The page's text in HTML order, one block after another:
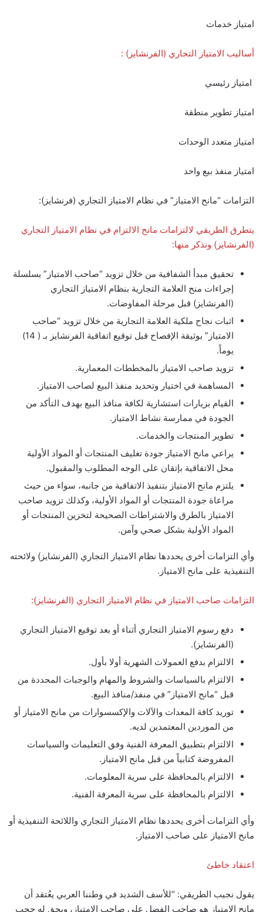
امتياز خدمات
أساليب الامتياز التجاري (الفرنشايز) :
امتياز رئيسي
امتياز تطوير منطقة
امتياز متعدد الوحدات
امتياز منفذ بيع واحد
التزامات “مانح الامتياز” في نظام الامتياز التجاري (فرنشايز):
يتطرق الطريقي لالتزامات مانح الالتزام في نظام الامتياز التجاري
(الفرنشايز) ونذكر منها:
تحقيق مبدأ الشفافية من خلال تزويد “صاحب الامتياز” بسلسلة
إجراءات منح العلامة التجارية بنظام الامتياز التجاري
(الفرنشايز) قبل مرحلة المفاوضات.
اثبات نجاح ملكية العلامة التجارية من خلال تزويد “صاحب
الامتياز” بوثيقة الإفصاح قبل توقيع اتفاقية الفرنشايز بـ ( 14)
يوماً.
تزويد صاحب الامتياز بالمخططات المعمارية.
المساهمة في اختيار وتحديد منفذ البيع لصاحب الامتياز.
القيام بزيارات استشارية لكافة منافذ البيع بهدف التأكد من
الجودة في ممارسة نشاط الامتياز.
تطوير المنتجات والخدمات.
يراعي مانح الامتياز جودة تغليف المنتجات أو المواد الأولية
محل الاتفاقية بإتقان على الوجه المطلوب والمقبول.
يلتزم مانح الامتياز بتنفيذ الاتفاقية من جانبه، سواء من حيث
مراعاة جودة المنتجات أو المواد الأولية، وكذلك تزويد صاحب
الامتياز بالطرق والاشتراطات الصحيحة لتخزين المنتجات أو
المواد الأولية بشكل صحي وآمن.
وأي التزامات أخرى يحددها نظام الامتياز التجاري (الفرنشايز) ولائحته
التنفيذية على مانح الامتياز.
التزامات صاحب الامتياز في نظام الامتياز التجاري (الفرنشايز):
دفع رسوم الامتياز التجاري أثناء أو بعد توقيع الامتياز التجاري
(الفرنشايز).
الالتزام بدفع العمولات الشهرية أولا بأول.
الالتزام بالسياسات والشروط والمهام والوجبات المحددة من
قبل “مانح الامتياز” في منفذ/منافذ البيع.
توريد كافة المعدات والآلات والإكسسوارات من مانح الامتياز أو
من الموردين المعتمدين لديه.
الالتزام بتطبيق المعرفة الفنية وفق التعليمات والسياسات
المفروضة كتابياً من قبل مانح الامتياز.
الالتزام بالمحافظة على سرية المعلومات.
الالتزام بالمحافظة على سرية المعرفة الفنية.
وأي التزامات أخرى يحددها نظام الامتياز التجاري واللائحة التنفيذية أو
مانح الامتياز على صاحب الامتياز.
اعتقاد خاطئ
يقول نجيب الطريقي: “للأسف الشديد في وطننا العربي يعُتقد أن
مانح الامتياز هو صاحب الفضل على صاحب الامتياز، ويحق له حجب